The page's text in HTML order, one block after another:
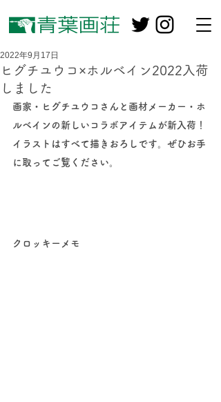
ヒグチユウコ×ホルベイン2022入荷
しました
2022年9月17日
画家・ヒグチユウコさんと画材メーカー・ホ
ルベインの新しいコラボアイテムが新入荷！
イラストはすべて描きおろしです。ぜひお手
に取ってご覧ください。
クロッキーメモ